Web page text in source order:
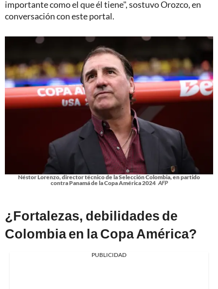
importante como el que él tiene", sostuvo Orozco, en
conversación con este portal.
Néstor Lorenzo, director técnico de la Selección Colombia, en partido
contra Panamá de la Copa América 2024 AFP
¿Fortalezas, debilidades de
Colombia en la Copa América?
PUBLICIDAD